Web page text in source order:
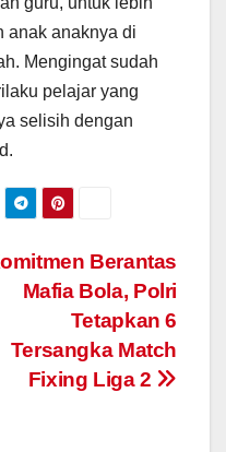
anak anaknya di
Mengingat sudah
pelajar yang
selisih dengan
Berantas
Mafia Bola, Polri
Tetapkan 6
Tersangka Match
Fixing Liga 2